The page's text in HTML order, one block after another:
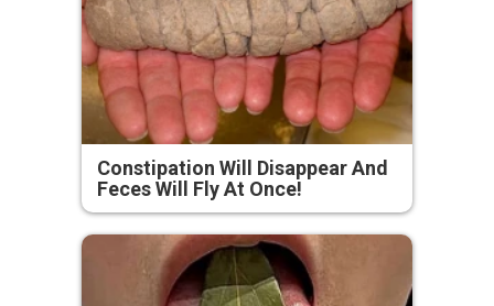
Constipation Will Disappear And
Feces Will Fly At Once!